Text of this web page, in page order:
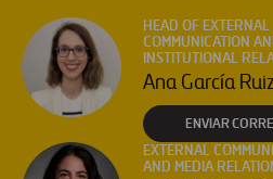
HEAD OF EXTERNAL
COMMUNICATION
INSTITUTIONAL
Ana García Ruiz
ENVIAR
EXTERNAL
AND MEDIA